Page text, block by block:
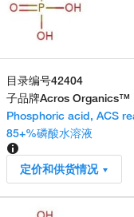
目录编号42404
子品牌Acros Organics™
Phosphoric acid, ACS
85+%磷酸水溶液
定价和供货情况